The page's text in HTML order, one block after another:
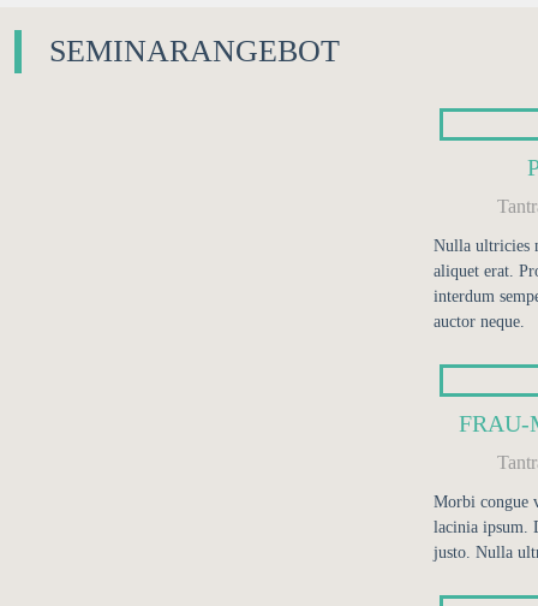
SEMINARANGEBOT
Nulla ultricies
aliquet erat.
interdum
auctor neque.
FRAU-
Morbi congue
lacinia ipsum.
justo. Nulla